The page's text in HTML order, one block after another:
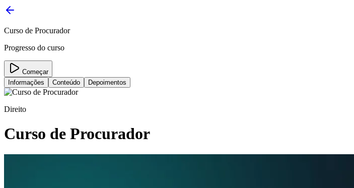
Curso de Procurador
Progresso do curso
Começar
Informações
Conteúdo Depoimentos
Direito
Curso de Procurador